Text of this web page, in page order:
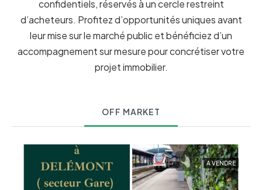
confidentiels, réservés à un cercle restreint
d’acheteurs. Profitez d’opportunités uniques avant
leur mise sur le marché public et bénéficiez d’un
accompagnement sur mesure pour concrétiser votre
projet immobilier.
OFF MARKET
A VENDRE